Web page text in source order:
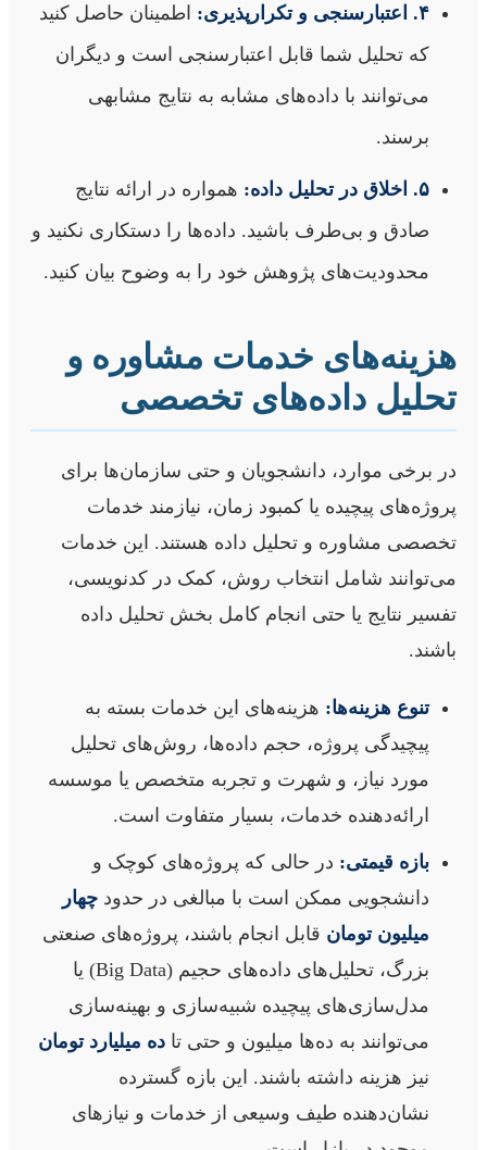
۴. اعتبارسنجی و تکرارپذیری:
اطمینان حاصل کنید
که تحلیل شما قابل اعتبارسنجی است و دیگران
می‌توانند با داده‌های مشابه به نتایج مشابهی
برسند.
۵. اخلاق در تحلیل داده:
همواره در ارائه نتایج
صادق و بی‌طرف باشید. داده‌ها را دستکاری نکنید و
محدودیت‌های پژوهش خود را به وضوح بیان کنید.
هزینه‌های خدمات مشاوره و
تحلیل داده‌های تخصصی
در برخی موارد، دانشجویان و حتی سازمان‌ها برای
پروژه‌های پیچیده یا کمبود زمان، نیازمند خدمات
تخصصی مشاوره و تحلیل داده هستند. این خدمات
می‌توانند شامل انتخاب روش، کمک در کدنویسی،
تفسیر نتایج یا حتی انجام کامل بخش تحلیل داده
باشند.
تنوع هزینه‌ها: هزینه‌های این خدمات بسته به
پیچیدگی پروژه، حجم داده‌ها، روش‌های تحلیل
مورد نیاز، و شهرت و تجربه متخصص یا موسسه
ارائه‌دهنده خدمات، بسیار متفاوت است.
بازه قیمتی: در حالی که پروژه‌های کوچک و
دانشجویی ممکن است با مبالغی در حدود چهار
میلیون تومان قابل انجام باشند، پروژه‌های صنعتی
بزرگ، تحلیل‌های داده‌های حجیم (Big Data) یا
مدل‌سازی‌های پیچیده شبیه‌سازی و بهینه‌سازی
می‌توانند به ده‌ها میلیون و حتی تا ده میلیارد تومان
نیز هزینه داشته باشند. این بازه گسترده
نشان‌دهنده طیف وسیعی از خدمات و نیازهای